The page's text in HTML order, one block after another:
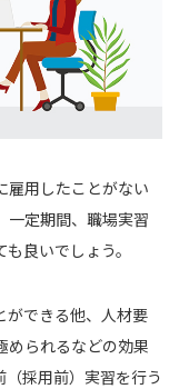
雇用したことがない
一定期間、職場実習
良いでしょう。
ができる他、人材要
められるなどの効果
採用前）実習を行う